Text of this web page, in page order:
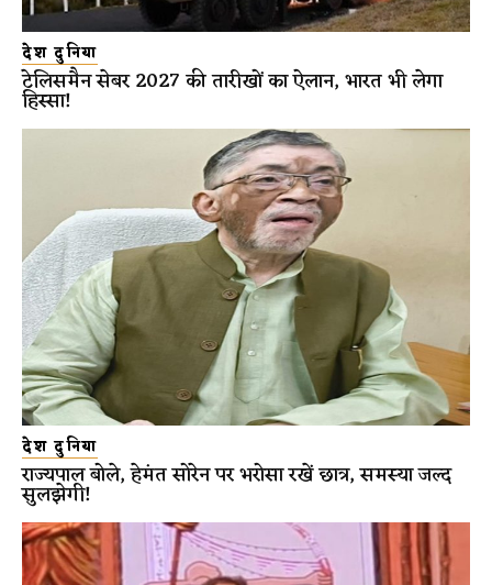
देश दुनिया
टेलिसमैन सेबर 2027 की तारीखों का ऐलान, भारत भी लेगा
हिस्सा!
देश दुनिया
राज्यपाल बोले, हेमंत सोरेन पर भरोसा रखें छात्र, समस्या जल्द
सुलझेगी!